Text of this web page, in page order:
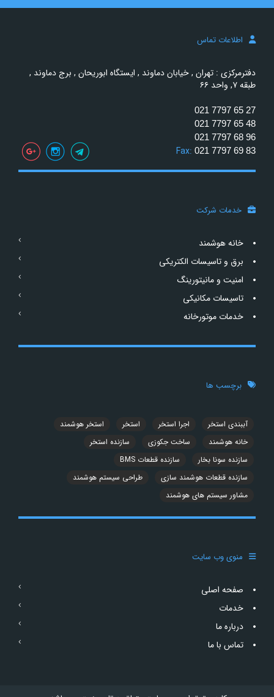
اطلاعات تماس
دفترمرکزی : تهران , خیابان دماوند , ایستگاه ابوریحان , برج دماوند ,
طبقه ۷, واحد ۶۶
021 7797 65 27
021 7797 65 48
021 7797 68 96
021 7797 69 83
Fax:
خدمات شرکت
خانه هوشمند
برق و تاسیسات الکتریکی
امنیت و مانیتورینگ
تاسیسات مکانیکی
خدمات موتورخانه
برچسب ها
آببندی استخر اجرا استخر استخر
استخر هوشمند
خانه هوشمند
ساخت جکوزی
سازنده استخر
سازنده سونا بخار
سازنده قطعات BMS
سازنده قطعات هوشمند سازی
طراحی سیستم هوشمند
مشاور سیستم های هوشمند
منوی وب سایت
صفحه اصلی
خدمات
درباره ما
تماس با ما